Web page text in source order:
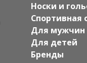
Носки и
Спортивная
Для мужчин
Для детей
Бренды